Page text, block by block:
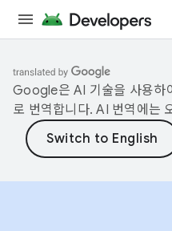
Google은 AI 기술을 사용하
로 번역합니다. AI 번역에는